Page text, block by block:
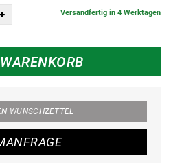
Versandfertig in 4 Werktagen
WUNSCHZETTEL